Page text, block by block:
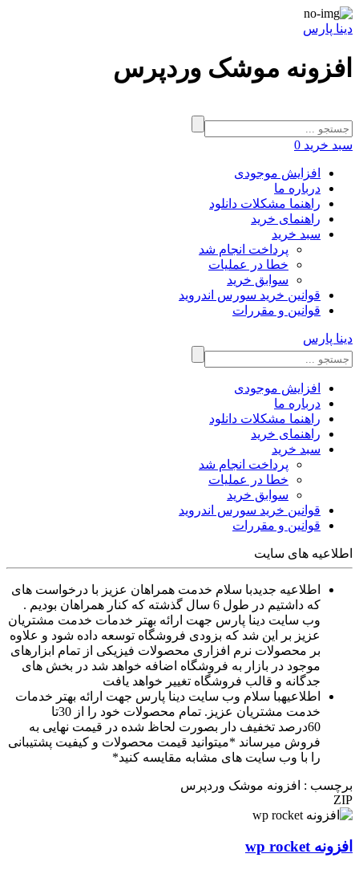
دینا پارس
افزونه موشک وردپرس
سبد خرید 0
افزایش موجودی
درباره ما
راهنما مشکلات دانلود
راهنمای خرید
سبد خرید
پرداخت انجام شد
خطا در عملیات
سوابق خرید
قوانین خرید سورس اندروید
قوانین و مقررات
دینا پارس
افزایش موجودی
درباره ما
راهنما مشکلات دانلود
راهنمای خرید
سبد خرید
پرداخت انجام شد
خطا در عملیات
سوابق خرید
قوانین خرید سورس اندروید
قوانین و مقررات
اطلاعیه های سایت
اطلاعیه جدیدبا سلام خدمت همراهان عزیز با درخواست های
که داشتیم در طول 6 سال گذشته که کنار همراهان بودیم .
وب سایت دینا پارس جهت ارائه بهتر خدمات خدمت مشتریان
عزیز بر این شد که بزودی فروشگاه توسعه داده شود و علاوه
بر محصولات نرم افزاری محصولات فیزیکی از تمام ابزارهای
موجود در بازار به فروشگاه اضافه خواهد شد در بخش های
جدگانه و قالب فروشگاه تغییر خواهد یافت
اطلاعیهبا سلام وب سایت دینا پارس جهت ارائه بهتر خدمات
خدمت مشتریان عزیز. تمام محصولات خود را از 30تا
60درصد تخفیف دار بصورت لحاظ شده در قیمت نهایی به
فروش میرساند *میتوانید قیمت محصولات و کیفیت پشتیبانی
را با وب سایت های مشابه مقایسه کنید*
برچسب : افزونه موشک وردپرس
ZIP
افزونه wp rocket